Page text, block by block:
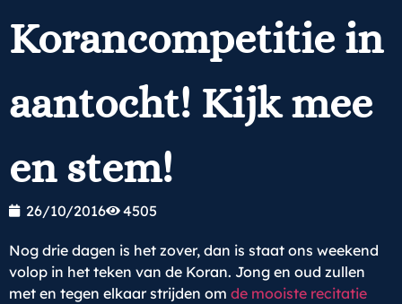
Korancompetitie in
aantocht! Kijk mee
en stem!
26/10/2016 4505
Nog drie dagen is het zover, dan is staat ons weekend
volop in het teken van de Koran. Jong en oud zullen
met en tegen elkaar strijden om de mooiste recitatie